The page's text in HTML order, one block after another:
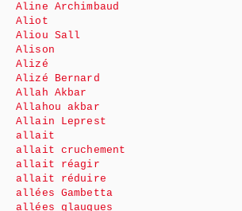
Aline Archimbaud
Aliot
Aliou Sall
Alison
Alizé
Alizé Bernard
Allah Akbar
Allahou akbar
Allain Leprest
allait
allait cruchement
allait réagir
allait réduire
allées Gambetta
allées glauques